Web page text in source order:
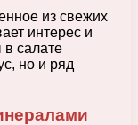
из свежих
интерес и
в салате
но и ряд